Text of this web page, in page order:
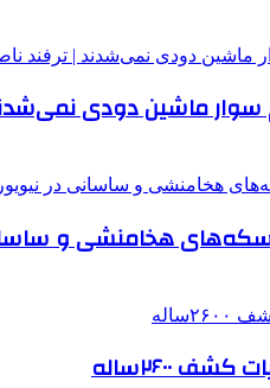
ماشین دودی
سکه‌های هخامنشی و
۲۶۰۰ساله